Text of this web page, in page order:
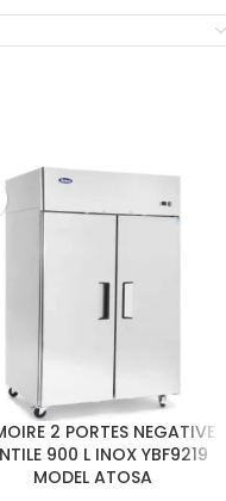
2 PORTES NEGATIVE
900 L INOX YBF9219
MODEL ATOSA